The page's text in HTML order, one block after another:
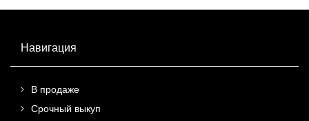
Навигация
В продаже
Срочный выкуп